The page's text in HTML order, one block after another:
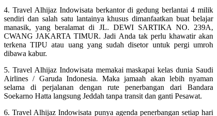
4. Travel Alhijaz Indowisata berkantor di gedung berlantai 4 milik
sendiri dan salah satu lantainya khusus dimanfaatkan buat belajar
manasik, yang beralamat di JL. DEWI SARTIKA NO. 239A,
CWANG JAKARTA TIMUR. Jadi Anda tak perlu khawatir akan
terkena TIPU atau uang yang sudah disetor untuk pergi umroh
dibawa kabur.
5. Travel Alhijaz Indowisata memakai maskapai kelas dunia Saudi
Airlines / Garuda Indonesia. Maka jamaah akan lebih nyaman
selama di perjalanan dengan rute penerbangan dari Bandara
Soekarno Hatta langsung Jeddah tanpa transit dan ganti Pesawat.
6. Travel Alhijaz Indowisata punya agenda penerbangan setiap hari